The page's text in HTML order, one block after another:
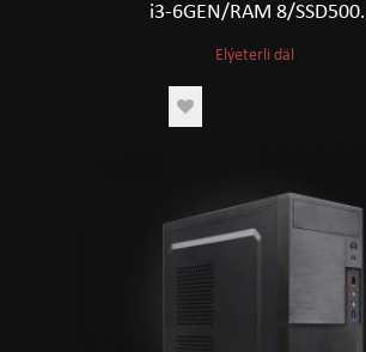
i3-6GEN/RAM 8/SSD500.
Elýeterli däl